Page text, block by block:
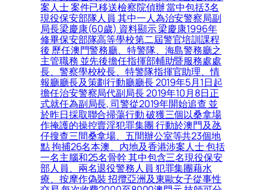
案人士 案件已移送檢察院偵辦 當中包括3名
現役保安部隊人員 其中一人為治安警察局副
局長梁慶康(60歲) 資料顯示 梁慶康1996年
修畢保安部隊高等學校第二屆警官培訓課程
後 歷任澳門警務廳、特警隊、海島警務廳之
主管職務 並先後擔任指揮部輔助暨服務處處
長、警察學校校長、特警隊指揮官助理、情
報廳廳長及策劃行動廳廳長 2019年5月1日起
擔任治安警察局代副局長 2019年10月8日正
式就任為副局長, 司警從2019年開始追查 並
於昨日採取聯合掃蕩行動 破獲三個以桑拿場
作掩護的操控賣淫犯罪集團 行動於澳門及氹
仔搜查三間桑拿場、五間辦公室等共23個地
點 拘捕26名本澳、內地及香港涉案人士 包括
一名主腦和25名骨幹 其中包含三名現役保安
部人員、兩名退役警務人員 犯罪集團藉水
療、按摩作偽裝 招攬亞洲及東歐女子從事性